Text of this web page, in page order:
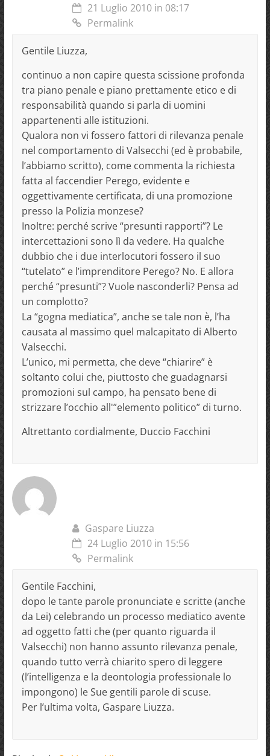
21 Luglio 2010 in 08:17
Permalink
Gentile Liuzza,
continuo a non capire questa scissione profonda
tra piano penale e piano prettamente etico e di
responsabilità quando si parla di uomini
appartenenti alle istituzioni.
Qualora non vi fossero fattori di rilevanza penale
nel comportamento di Valsecchi (ed è probabile,
l’abbiamo scritto), come commenta la richiesta
fatta al faccendier Perego, evidente e
oggettivamente certificata, di una promozione
presso la Polizia monzese?
Inoltre: perché scrive “presunti rapporti”? Le
intercettazioni sono lì da vedere. Ha qualche
dubbio che i due interlocutori fossero il suo
“tutelato” e l’imprenditore Perego? No. E allora
perché “presunti”? Vuole nasconderli? Pensa ad
un complotto?
La “gogna mediatica”, anche se tale non è, l’ha
causata al massimo quel malcapitato di Alberto
Valsecchi.
L’unico, mi permetta, che deve “chiarire” è
soltanto colui che, piuttosto che guadagnarsi
promozioni sul campo, ha pensato bene di
strizzare l’occhio all'”elemento politico” di turno.
Altrettanto cordialmente, Duccio Facchini
Gaspare Liuzza
24 Luglio 2010 in 15:56
Permalink
Gentile Facchini,
dopo le tante parole pronunciate e scritte (anche
da Lei) celebrando un processo mediatico avente
ad oggetto fatti che (per quanto riguarda il
Valsecchi) non hanno assunto rilevanza penale,
quando tutto verrà chiarito spero di leggere
(l’intelligenza e la deontologia professionale lo
impongono) le Sue gentili parole di scuse.
Per l’ultima volta, Gaspare Liuzza.